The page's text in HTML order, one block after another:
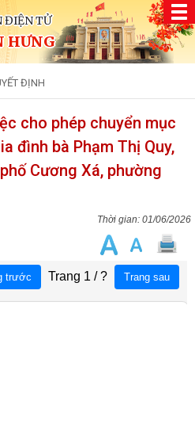
ĐIỆN TỬ
HƯNG
ĐỊNH
cho phép chuyển mục
đình bà Phạm Thị Quy,
Cương Xá, phường
01/06/2026